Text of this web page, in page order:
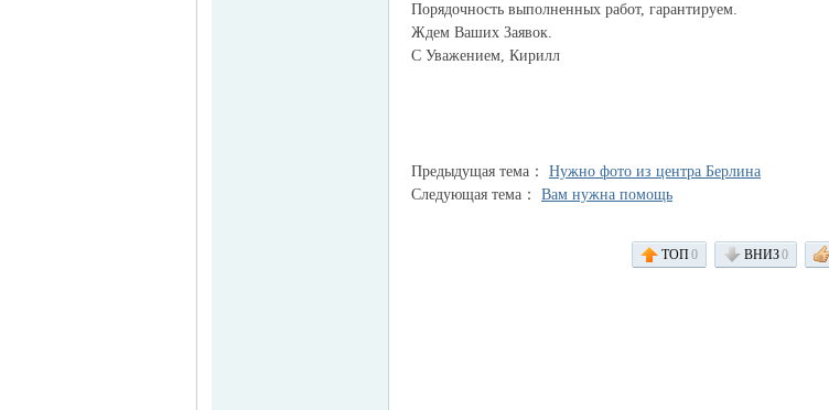
Порядочность выполненных работ, гарантируем.
Ждем Ваших Заявок.
С Уважением, Кирилл
Предыдущая тема： Нужно фото из центра Берлина
Следующая тема： Вам нужна помощь
ТОП0 ВНИЗ0